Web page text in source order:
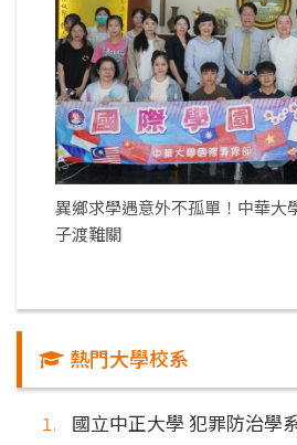
異鄉求學遇意外不孤單！中華大
子渡難關
熱門大學校系
國立中正大學 犯罪防治學